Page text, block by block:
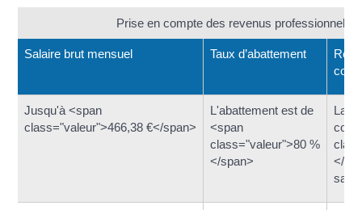
Prise en compte des revenus professionnels
Salaire brut mensuel Taux d’abattement
Jusqu'à <span
class="valeur">466,38 €</span>
L'abattement est de
<span
class="valeur">80 %
</span>
La
</